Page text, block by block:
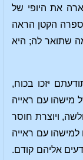
את היופי של
הקטן הראה
שתואר לה; היא
יזכו בכוח,
מישהו עם ראייה
ויוצרת חוסר
עם ראייה
אליהם קודם.